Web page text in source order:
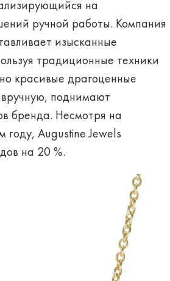
на
ручной работы. Компания
изысканные
традиционные техники
красивые драгоценные
поднимают
бренда. Несмотря на
году, Augustine Jewels
на 20 %.